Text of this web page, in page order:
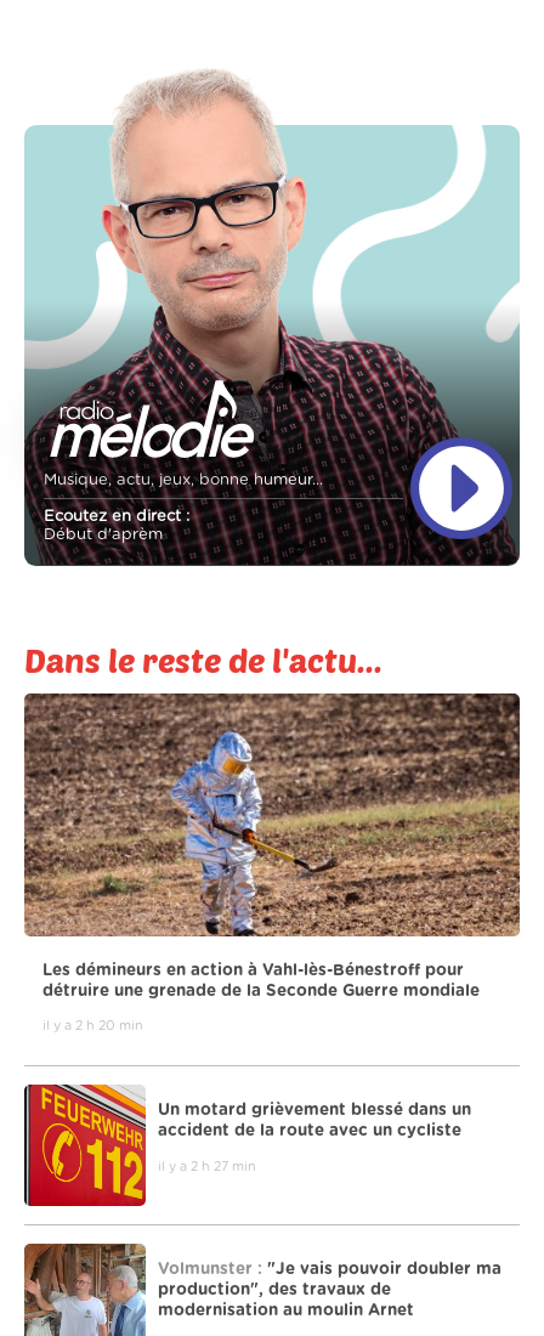
Musique, actu, jeux, bonne humeur...
Ecoutez en direct :
Début d'aprèm
Dans le reste de l'actu...
Les démineurs en action à Vahl-lès-Bénestroff pour
détruire une grenade de la Seconde Guerre mondiale
il y a 2 h 20 min
Un motard grièvement blessé dans un
accident de la route avec un cycliste
il y a 2 h 27 min
Volmunster : "Je vais pouvoir doubler ma
production", des travaux de
modernisation au moulin Arnet